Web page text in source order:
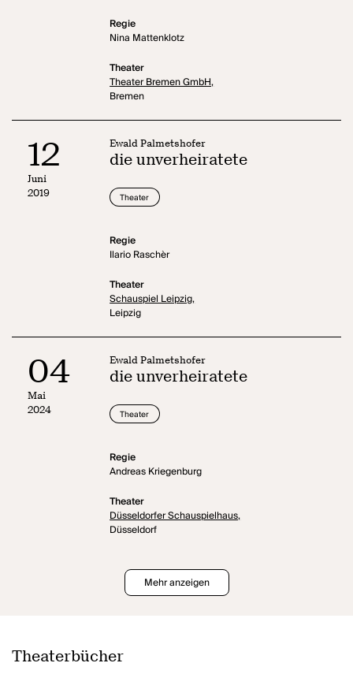
Regie
Nina Mattenklotz
Theater
Theater Bremen GmbH,
Bremen
12
Juni
2019
Ewald Palmetshofer
die unverheiratete
Theater
Regie
Ilario Raschèr
Theater
Schauspiel Leipzig,
Leipzig
04
Mai
2024
Ewald Palmetshofer
die unverheiratete
Theater
Regie
Andreas Kriegenburg
Theater
Düsseldorfer Schauspielhaus,
Düsseldorf
Mehr anzeigen
Theaterbücher